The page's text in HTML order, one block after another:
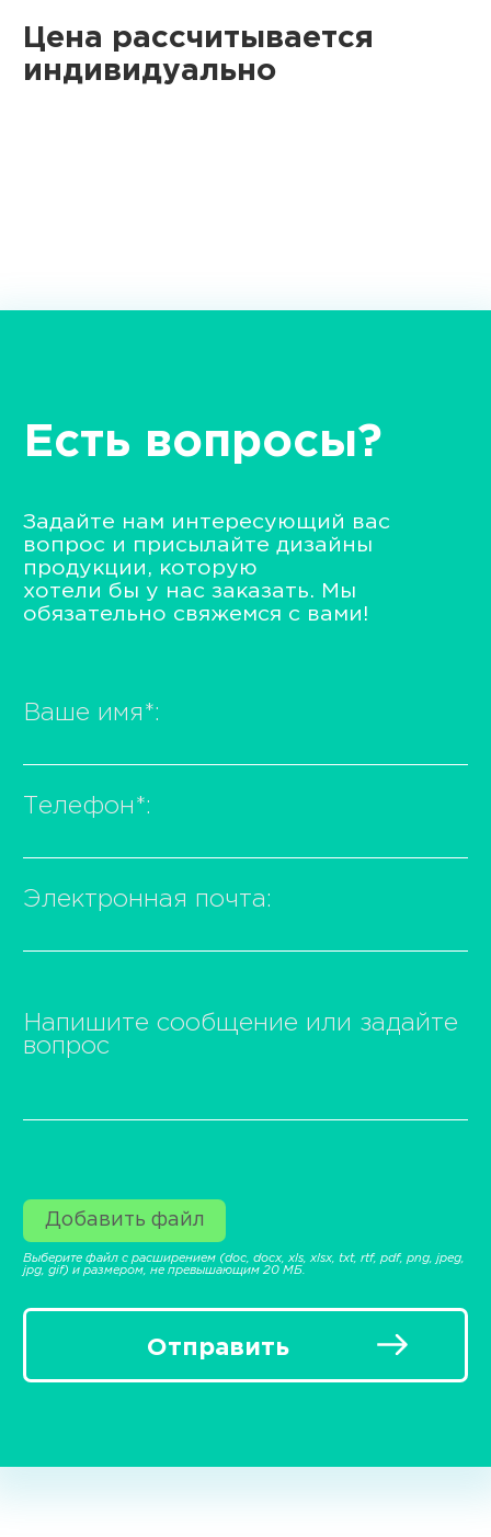
Цена рассчитывается
индивидуально
Есть вопросы?
Задайте нам интересующий вас
вопрос и присылайте дизайны
продукции, которую
хотели бы у нас заказать. Мы
обязательно свяжемся с вами!
Ваше имя *:
Телефон *:
Электронная почта:
Напишите сообщение или задайте
вопрос
Добавить файл
Выберите файл с расширением (doc, docx, xls, xlsx, txt, rtf, pdf, png, jpeg,
jpg, gif) и размером, не превышающим 20 МБ.
Отправить